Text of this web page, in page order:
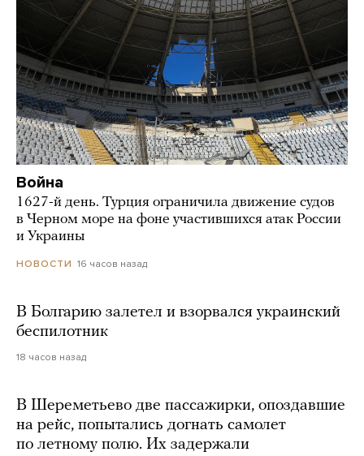
Война
1627-й день. Турция ограничила движение судов
в Черном море на фоне участившихся атак России
и Украины
НОВОСТИ 16 часов назад
В Болгарию залетел и взорвался украинский
беспилотник
18 часов назад
В Шереметьево две пассажирки, опоздавшие
на рейс, попытались догнать самолет
по летному полю. Их задержали